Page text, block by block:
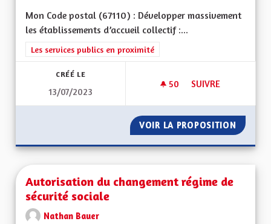
Mon Code postal (67110) : Développer massivement
les établissements d’accueil collectif :...
Filtrer les résultats de la catégorie : Les services publics en
Les services publics en proximité
CRÉÉ LE
13/07/2023
50 50 ABONNÉS
SUIVRE
VOIR LA PROPOSITION
Autorisation du changement régime de
sécurité sociale
Nathan Bauer